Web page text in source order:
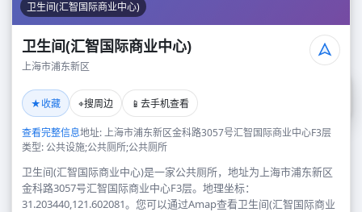
卫生间(汇智国际商业中心)
卫生间(汇智国际商业中心)
上海市浦东新区
★收藏 ⌖搜周边 📱 去手机查看
查看完整信息地址: 上海市浦东新区金科路3057号汇智国际商业中心F3层
类型: 公共设施;公共厕所;公共厕所
卫生间(汇智国际商业中心)是一家公共厕所，地址为上海市浦东新区
金科路3057号汇智国际商业中心F3层。地理坐标：
31.203440,121.602081。您可以通过Amap查看卫生间(汇智国际商业